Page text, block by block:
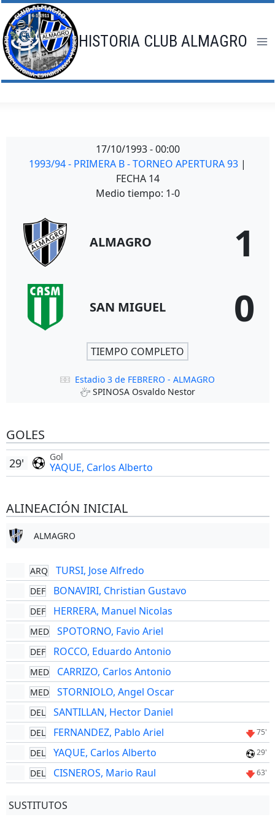
Saltar
al
contenido
HISTORIA CLUB ALMAGRO
17/10/1993 - 00:00
1993/94 - PRIMERA B - TORNEO APERTURA 93 |
FECHA 14
Medio tiempo: 1-0
ALMAGRO 1
SAN MIGUEL 0
TIEMPO COMPLETO
Estadio 3 de FEBRERO - ALMAGRO
SPINOSA Osvaldo Nestor
GOLES
Gol
YAQUE, Carlos Alberto
29'
ALINEACIÓN INICIAL
ALMAGRO
ARQ TURSI, Jose Alfredo
DEF BONAVIRI, Christian Gustavo
DEF HERRERA, Manuel Nicolas
MED SPOTORNO, Favio Ariel
DEF ROCCO, Eduardo Antonio
MED CARRIZO, Carlos Antonio
MED STORNIOLO, Angel Oscar
DEL SANTILLAN, Hector Daniel
DEL FERNANDEZ, Pablo Ariel 75'
DEL YAQUE, Carlos Alberto 29'
DEL CISNEROS, Mario Raul 63'
SUSTITUTOS